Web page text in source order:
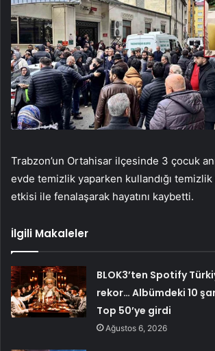
Trabzon’un Ortahisar ilçesinde 3 çocuk
evde temizlik yaparken kullandığı
etkisi ile fenalaşarak hayatını kaybetti.
İlgili Makaleler
BLOK3’ten Spotify
rekor… Albümdeki 10
Top 50’ye girdi
Ağustos 6, 2026